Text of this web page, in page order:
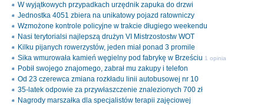
W wyjątkowych przypadkach urzędnik zapuka do drzwi
Jednostka 4051 zbiera na unikatowy pojazd ratowniczy
Wzmożone kontrole policyjne w trakcie długiego weekendu
Nasi terytorialsi najlepszą drużyn VI Mistrzostostw WOT
Kilku pijanych rowerzystów, jeden miał ponad 3 promile
Sika wmurowała kamień węgielny pod fabrykę w Brześciu 1 opinia
Pobił swojego znajomego, zabrał mu zakupy i telefon
Od 23 czerewca zmiana rozkładu linii autobusowej nr 10
35-latek odpowie za przywłaszczenie znalezionych 700 zł
Nagrody marszałka dla specjalistów terapii zajęciowej